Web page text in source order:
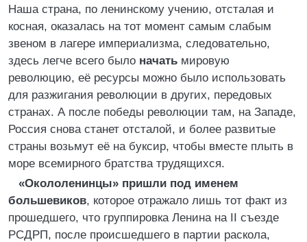
Наша страна, по ленинскому учению, отсталая и
косная, оказалась на тот момент самым слабым
звеном в лагере империализма, следовательно,
здесь легче всего было начать мировую
революцию, её ресурсы можно было использовать
для разжигания революции в других, передовых
странах. А после победы революции там, на Западе,
Россия снова станет отсталой, и более развитые
страны возьмут её на буксир, чтобы вместе плыть в
море всемирного братства трудящихся.
«Окололенинцы» пришли под именем
большевиков, которое отражало лишь тот факт из
прошедшего, что группировка Ленина на II съезде
РСДРП, после происшедшего в партии раскола,